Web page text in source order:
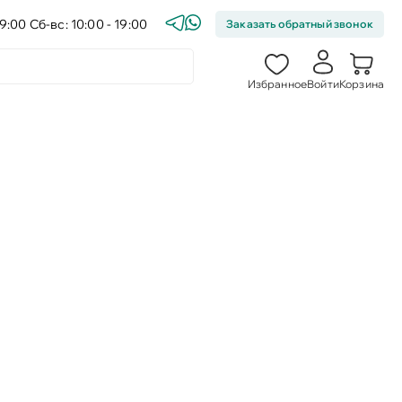
Сб-вс: 10:00 - 19:00 Заказать обратный звонок
ИзбранноеВойтиКорзина